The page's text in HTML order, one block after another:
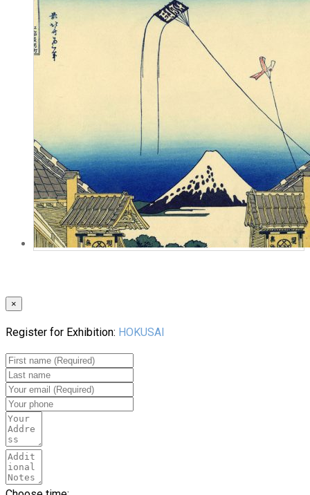
×
Register for Exhibition: HOKUSAI